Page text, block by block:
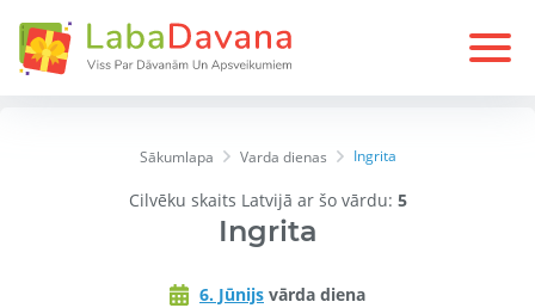
Sākumlapa Varda dienas Ingrita
Cilvēku skaits Latvijā ar šo vārdu: 5
Ingrita
6. Jūnijs vārda diena